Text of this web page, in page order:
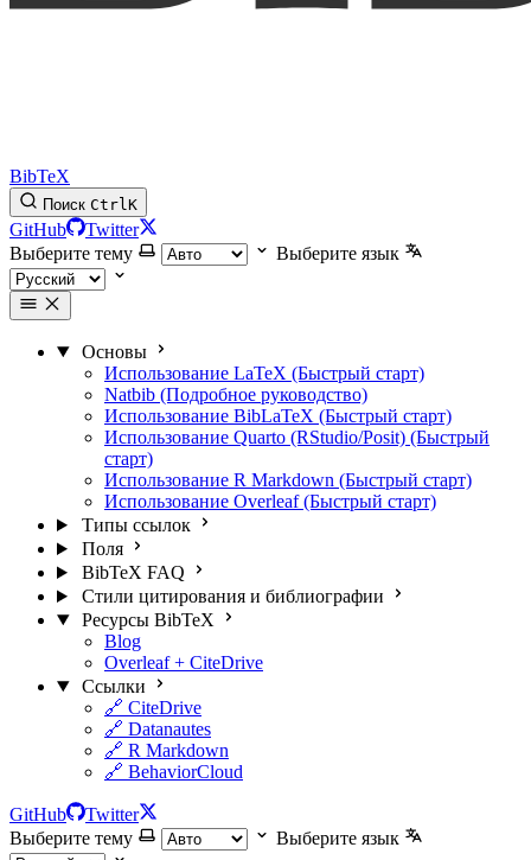
BibTeX
Поиск CtrlK
GitHub
Twitter
Выберите тему
Выберите язык
Основы
Использование LaTeX (Быстрый старт)
Natbib (Подробное руководство)
Использование BibLaTeX (Быстрый старт)
Использование Quarto (RStudio/Posit) (Быстрый
старт)
Использование R Markdown (Быстрый старт)
Использование Overleaf (Быстрый старт)
Типы ссылок
Поля
BibTeX FAQ
Стили цитирования и библиографии
Ресурсы BibTeX
Blog
Overleaf + CiteDrive
Ссылки
🔗 CiteDrive
🔗 Datanautes
🔗 R Markdown
🔗 BehaviorCloud
GitHub
Twitter
Выберите тему
Выберите язык